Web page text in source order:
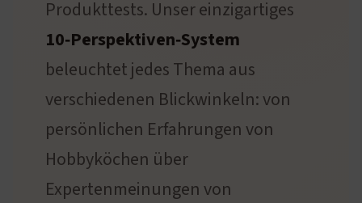
Produkttests. Unser einzigartiges
10‑Perspektiven‑System
beleuchtet jedes Thema aus
verschiedenen Blickwinkeln: von
persönlichen Erfahrungen von
Hobbyköchen über
Expertenmeinungen von